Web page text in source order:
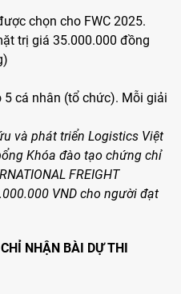
chọn cho FWC 2025.
trị giá 35.000.000 đồng
5 cá nhân (tổ chức). Mỗi giải
và phát triển Logistics Việt
Khóa đào tạo chứng chỉ
FREIGHT
VND cho người đạt
NHẬN BÀI DỰ THI